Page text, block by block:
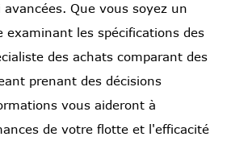
Que vous soyez un
examinant les spécifications des
des achats comparant des
prenant des décisions
vous aideront à
de votre flotte et l'efficacité